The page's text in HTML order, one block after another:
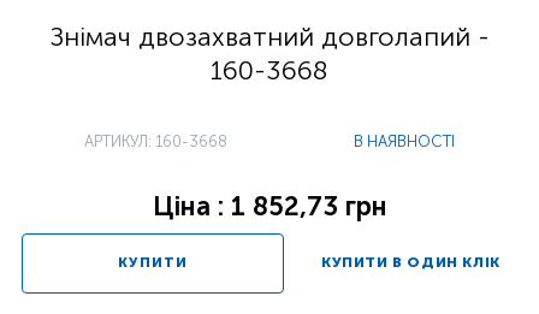
Знімач двозахватний довголапий -
160-3668
АРТИКУЛ: 160-3668 В НАЯВНОСТІ
Ціна : 1 852,73 грн
КУПИТИ КУПИТИ В ОДИН КЛІК